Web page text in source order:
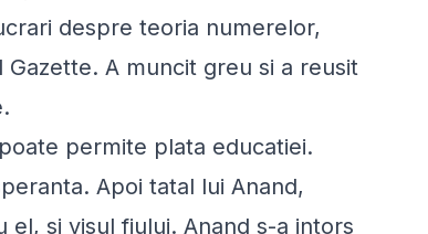
despre teoria numerelor,
A muncit greu si a reusit
permite plata educatiei.
Apoi tatal lui Anand,
el, si visul fiului. Anand s-a intors